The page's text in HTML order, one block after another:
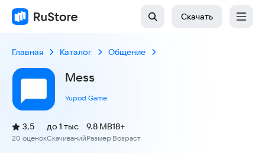
Скачать
Главная Каталог Общение
Mess
Yupod Game
Рейтинг:
3,5
(
20 оценок
)
Скачиваний
до 1 тыс
Размер
9.8 MB
Возраст
18+